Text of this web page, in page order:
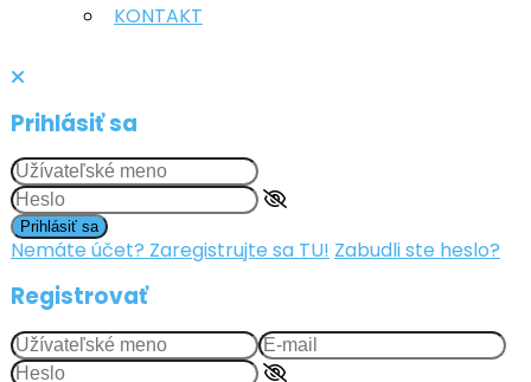
KONTAKT
Prihlásiť sa
Prihlásiť sa
Nemáte účet? Zaregistrujte sa TU! Zabudli ste heslo?
Registrovať